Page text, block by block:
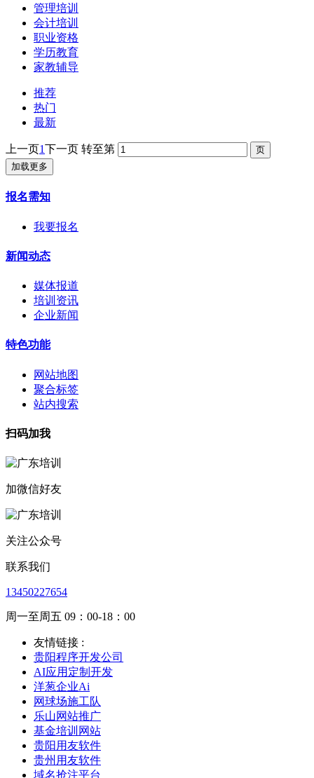
管理培训
会计培训
职业资格
学历教育
家教辅导
推荐
热门
最新
上一页1下一页 转至第
加载更多
报名需知
我要报名
新闻动态
媒体报道
培训资讯
企业新闻
特色功能
网站地图
聚合标签
站内搜索
扫码加我
加微信好友
关注公众号
联系我们
13450227654
周一至周五 09：00-18：00
友情链接 :
贵阳程序开发公司
AI应用定制开发
洋葱企业Ai
网球场施工队
乐山网站推广
基金培训网站
贵阳用友软件
贵州用友软件
域名抢注平台